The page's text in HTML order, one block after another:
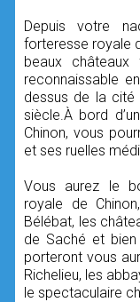
Depuis votre
forteresse royale
beaux
reconnaissable
dessus de la cité
siècle.À bord
Chinon, vous
et ses ruelles
Vous aurez le
royale de
Bélébat, les
de Saché et
porteront vous
Richelieu, les
le spectaculaire